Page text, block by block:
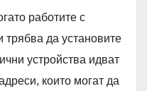
работите с
трябва да установите
устройства идват
които могат да